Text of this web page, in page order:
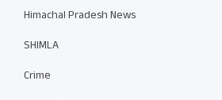
Himachal Pradesh News
SHIMLA
Crime